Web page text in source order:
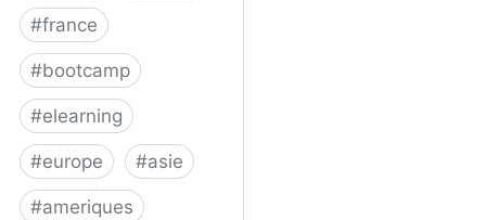
#france
#bootcamp
#elearning
#europe #asie
#ameriques